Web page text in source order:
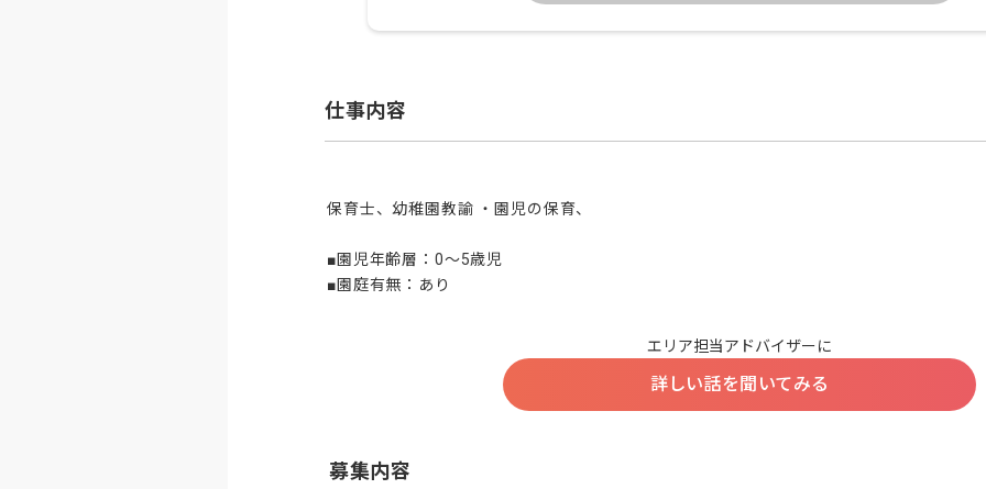
仕事内容
保育士、幼稚園教諭 ・園児の保育、
■園児年齢層：0～5歳児
■園庭有無：あり
エリア担当アドバイザーに
詳しい話を聞いてみる
募集内容